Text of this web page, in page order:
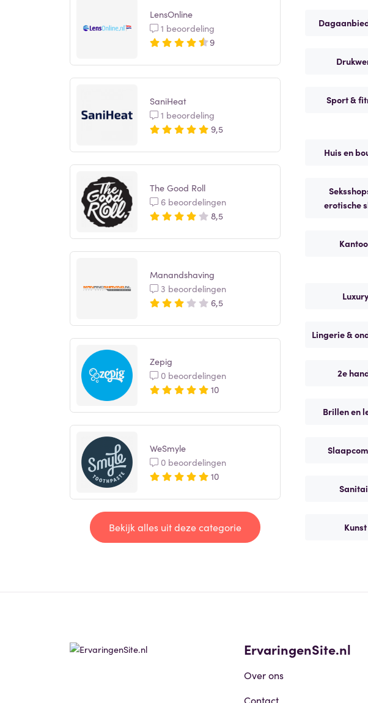
LensOnline
1 beoordeling
9
SaniHeat
1 beoordeling
9,5
The Good Roll
6 beoordelingen
8,5
Manandshaving
3 beoordelingen
6,5
Zepig
0 beoordelingen
10
WeSmyle
0 beoordelingen
10
Bekijk alles uit deze categorie
Sport &
Huis en
erotische
Lingerie &
2e
Brillen en
Kunst
ErvaringenSite.nl
Over ons
Contact